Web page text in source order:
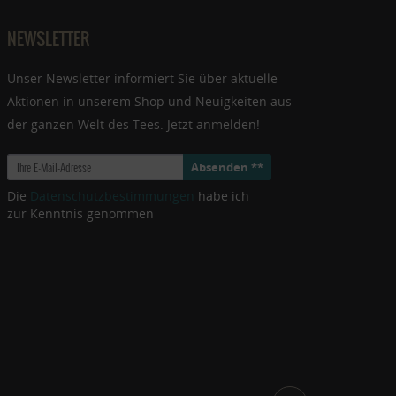
NEWSLETTER
Unser Newsletter informiert Sie über aktuelle
Aktionen in unserem Shop und Neuigkeiten aus
der ganzen Welt des Tees. Jetzt anmelden!
Absenden **
Die
habe ich
zur Kenntnis genommen